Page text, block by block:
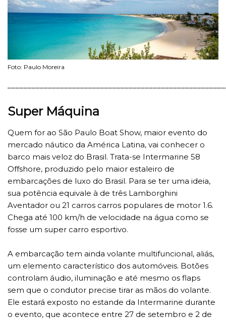
Foto: Paulo Moreira
Super Máquina
Quem for ao São Paulo Boat Show, maior evento do
mercado náutico da América Latina, vai conhecer o
barco mais veloz do Brasil. Trata-se Intermarine 58
Offshore, produzido pelo maior estaleiro de
embarcações de luxo do Brasil. Para se ter uma ideia,
sua potência equivale à de três Lamborghini
Aventador ou 21 carros carros populares de motor 1.6.
Chega até 100 km/h de velocidade na água como se
fosse um super carro esportivo.
A embarcação tem ainda volante multifuncional, aliás,
um elemento característico dos automóveis. Botões
controlam áudio, iluminação e até mesmo os flaps
sem que o condutor precise tirar as mãos do volante.
Ele estará exposto no estande da Intermarine durante
o evento, que acontece entre 27 de setembro e 2 de